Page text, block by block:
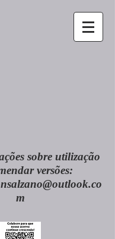
sobre utilização
versões:
m